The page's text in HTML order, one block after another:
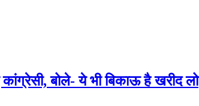
बोले- ये भी बिकाऊ है खरीद लो